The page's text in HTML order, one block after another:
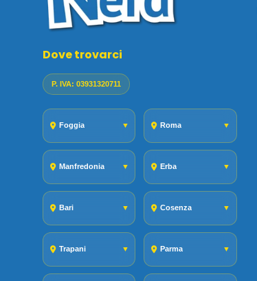
Dove trovarci
P. IVA: 03931320711
Foggia ▼ Roma ▼
Manfredonia ▼ Erba ▼
Bari ▼ Cosenza ▼
Trapani ▼ Parma ▼